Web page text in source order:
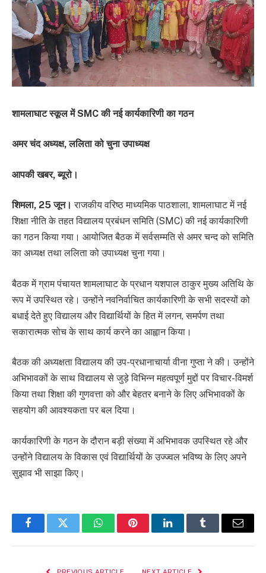
शामलाघाट स्कूल में SMC की नई कार्यकारिणी का गठन
अमर चंद अध्यक्ष, ललिता को चुना उपाध्यक्ष
आपकी खबर, ब्यूरो।
शिमला, 25 जून। राजकीय वरिष्ठ माध्यमिक पाठशाला, शामलाघाट में नई
शिक्षा नीति के तहत विद्यालय प्रबंधन समिति (SMC) की नई कार्यकारिणी
का गठन किया गया। आयोजित बैठक में सर्वसम्मति से अमर चन्द को समिति
का अध्यक्ष तथा ललिता को उपाध्यक्ष चुना गया।
बैठक में ग्राम पंचायत शामलाघाट के प्रधान यशपाल ठाकुर मुख्य अतिथि के
रूप में उपस्थित रहे। उन्होंने नवनिर्वाचित कार्यकारिणी के सभी सदस्यों को
बधाई देते हुए विद्यालय और विद्यार्थियों के हित में लगन, समर्पण तथा
सकारात्मक सोच के साथ कार्य करने का आह्वान किया।
बैठक की अध्यक्षता विद्यालय की उप-प्रधानाचार्या वीना गुप्ता ने की। उन्होंने
अभिभावकों के साथ विद्यालय से जुड़े विभिन्न महत्वपूर्ण मुद्दों पर विचार-विमर्श
किया तथा शिक्षा की गुणवत्ता को और बेहतर बनाने के लिए अभिभावकों के
सहयोग की आवश्यकता पर बल दिया।
कार्यकारिणी के गठन के दौरान बड़ी संख्या में अभिभावक उपस्थित रहे और
उन्होंने विद्यालय के विकास एवं विद्यार्थियों के उज्ज्वल भविष्य के लिए अपने
सुझाव भी साझा किए।
FacebookTwitter WhatsAppPinterestLinkedInTumblr Email